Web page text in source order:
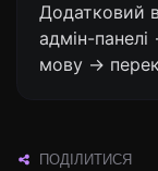
Додатковий
адмін-
мову ->
ПОДІЛИТИСЯ